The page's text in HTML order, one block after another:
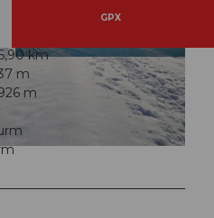
© Erlebnisregion Mythen, Erlebnisregion Mythe
GPX
km
m
m